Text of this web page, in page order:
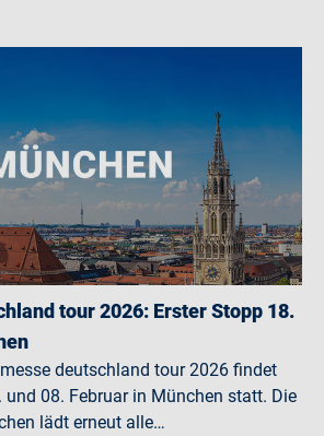
tour 2026: Erster Stopp 18.
deutschland tour 2026 findet
08. Februar in München statt. Die
lädt erneut alle…